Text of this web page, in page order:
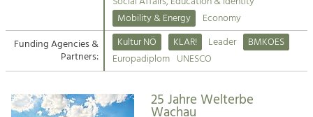
Suche
Impressum
Kontakt
Tourism
Offer Development and Positioning
Art & Culture
Mobility & Energy
Economy
Funding Agencies &
Partners:
Kultur NÖ KLAR! Leader
BMKOES
Europadiplom UNESCO
25 Jahre Welterbe
Wachau